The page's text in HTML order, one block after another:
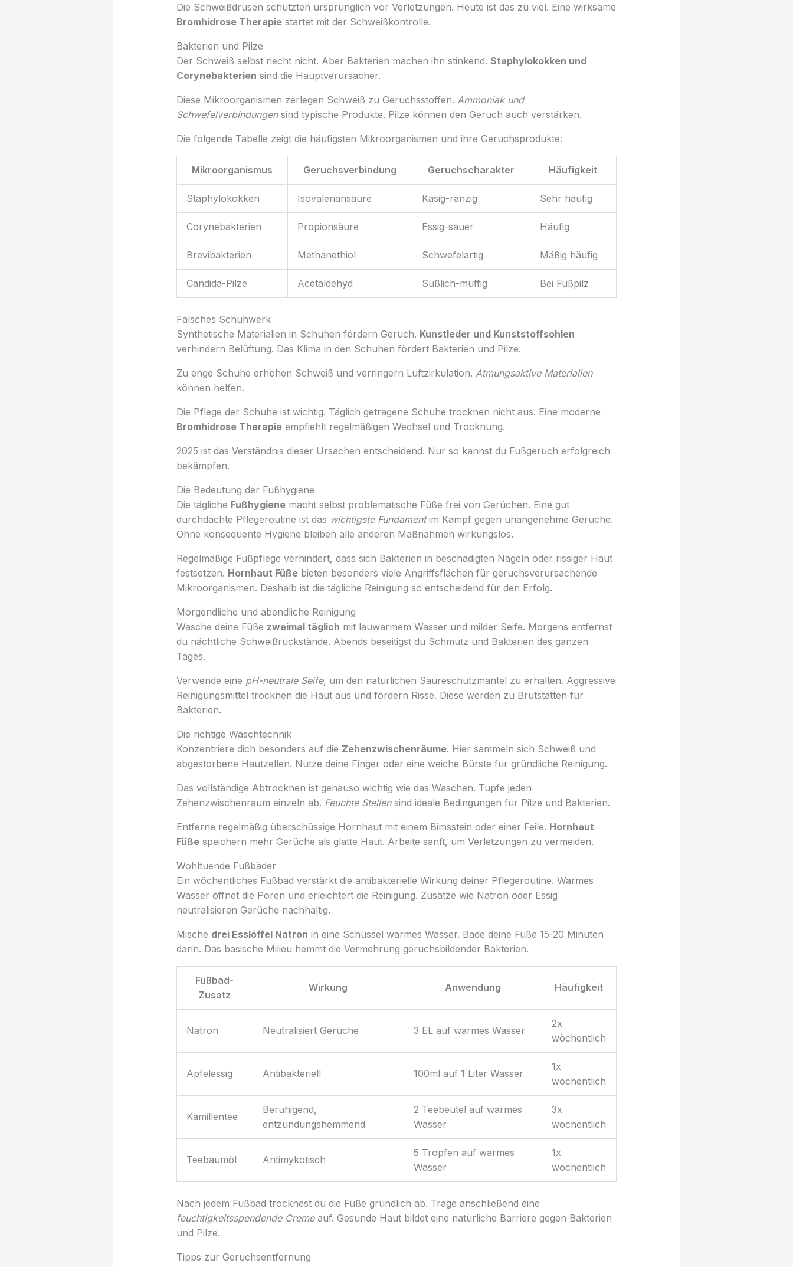
Die Schweißdrüsen schützten ursprünglich vor Verletzungen. Heute ist das zu viel. Eine wirksame
Bromhidrose Therapiestartet mit der Schweißkontrolle.
Bakterien und Pilze
Der Schweiß selbst riecht nicht. Aber Bakterien machen ihn stinkend. Staphylokokken und
Corynebakterien sind die Hauptverursacher.
Diese Mikroorganismen zerlegen Schweiß zu Geruchsstoffen. Ammoniak und
Schwefelverbindungensind typische Produkte. Pilze können den Geruch auch verstärken.
Die folgende Tabelle zeigt die häufigsten Mikroorganismen und ihre Geruchsprodukte:
Mikroorganismus Geruchsverbindung Geruchscharakter Häufigkeit
Staphylokokken Isovaleriansäure Käsig-ranzig Sehr häufig
Corynebakterien Propionsäure Essig-sauer Häufig
Brevibakterien Methanethiol Schwefelartig Mäßig häufig
Candida-Pilze Acetaldehyd Süßlich-muffig Bei Fußpilz
Falsches Schuhwerk
Synthetische Materialien in Schuhen fördern Geruch. Kunstleder und Kunststoffsohlen
verhindern Belüftung. Das Klima in den Schuhen fördert Bakterien und Pilze.
Zu enge Schuhe erhöhen Schweiß und verringern Luftzirkulation. Atmungsaktive Materialien
können helfen.
Die Pflege der Schuhe ist wichtig. Täglich getragene Schuhe trocknen nicht aus. Eine moderne
Bromhidrose Therapieempfiehlt regelmäßigen Wechsel und Trocknung.
2025 ist das Verständnis dieser Ursachen entscheidend. Nur so kannst du Fußgeruch erfolgreich
bekämpfen.
Die Bedeutung der Fußhygiene
Die tägliche Fußhygienemacht selbst problematische Füße frei von Gerüchen. Eine gut
durchdachte Pflegeroutine ist das wichtigste Fundamentim Kampf gegen unangenehme Gerüche.
Ohne konsequente Hygiene bleiben alle anderen Maßnahmen wirkungslos.
Regelmäßige Fußpflege verhindert, dass sich Bakterien in beschädigten Nägeln oder rissiger Haut
festsetzen. Hornhaut Füßebieten besonders viele Angriffsflächen für geruchsverursachende
Mikroorganismen. Deshalb ist die tägliche Reinigung so entscheidend für den Erfolg.
Morgendliche und abendliche Reinigung
Wasche deine Füße zweimal täglich mit lauwarmem Wasser und milder Seife. Morgens entfernst
du nächtliche Schweißrückstände. Abends beseitigst du Schmutz und Bakterien des ganzen
Tages.
Verwende eine pH-neutrale Seife, um den natürlichen Säureschutzmantel zu erhalten. Aggressive
Reinigungsmittel trocknen die Haut aus und fördern Risse. Diese werden zu Brutstätten für
Bakterien.
Die richtige Waschtechnik
Konzentriere dich besonders auf die Zehenzwischenräume. Hier sammeln sich Schweiß und
abgestorbene Hautzellen. Nutze deine Finger oder eine weiche Bürste für gründliche Reinigung.
Das vollständige Abtrocknen ist genauso wichtig wie das Waschen. Tupfe jeden
Zehenzwischenraum einzeln ab. Feuchte Stellensind ideale Bedingungen für Pilze und Bakterien.
Entferne regelmäßig überschüssige Hornhaut mit einem Bimsstein oder einer Feile. Hornhaut
Füßespeichern mehr Gerüche als glatte Haut. Arbeite sanft, um Verletzungen zu vermeiden.
Wohltuende Fußbäder
Ein wöchentliches Fußbad verstärkt die antibakterielle Wirkung deiner Pflegeroutine. Warmes
Wasser öffnet die Poren und erleichtert die Reinigung. Zusätze wie Natron oder Essig
neutralisieren Gerüche nachhaltig.
Mische drei Esslöffel Natron in eine Schüssel warmes Wasser. Bade deine Füße 15-20 Minuten
darin. Das basische Milieu hemmt die Vermehrung geruchsbildender Bakterien.
Fußbad-
Zusatz
Wirkung Anwendung Häufigkeit
Natron Neutralisiert Gerüche 3 EL auf warmes Wasser
2x
wöchentlich
Apfelessig Antibakteriell 100ml auf 1 Liter Wasser
1x
wöchentlich
Kamillentee
Beruhigend,
entzündungshemmend
2 Teebeutel auf warmes
Wasser
3x
wöchentlich
Teebaumöl Antimykotisch
5 Tropfen auf warmes
Wasser
1x
wöchentlich
Nach jedem Fußbad trocknest du die Füße gründlich ab. Trage anschließend eine
feuchtigkeitsspendende Cremeauf. Gesunde Haut bildet eine natürliche Barriere gegen Bakterien
und Pilze.
Tipps zur Geruchsentfernung